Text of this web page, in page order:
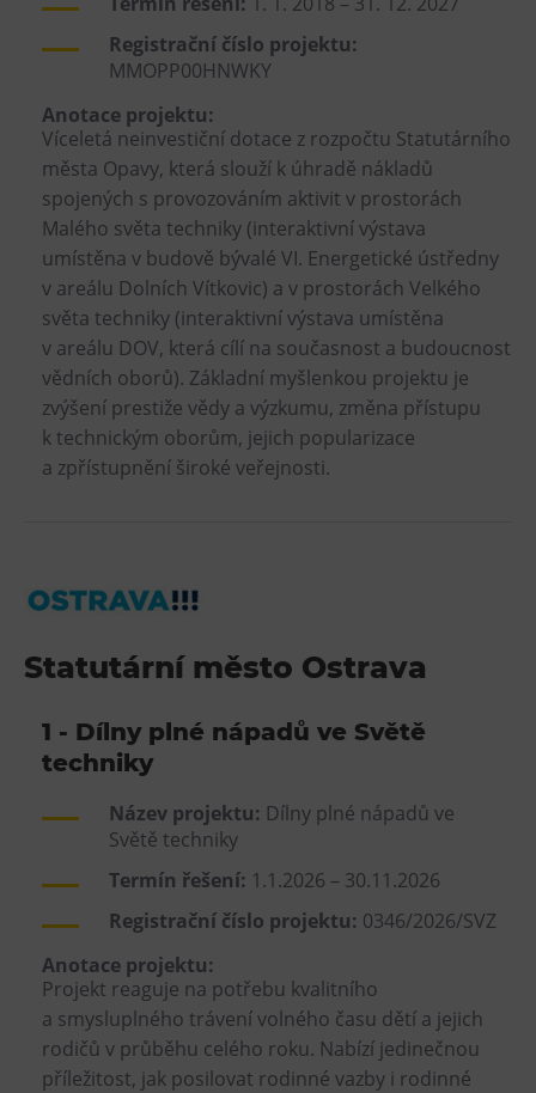
Registrační číslo projektu:
MMOPP00HNWKY
Anotace projektu:
Víceletá neinvestiční dotace z rozpočtu Statutárního
města Opavy, která slouží k úhradě nákladů
spojených s provozováním aktivit v prostorách
Malého světa techniky (interaktivní výstava
umístěna v budově bývalé VI. Energetické ústředny
v areálu Dolních Vítkovic) a v prostorách Velkého
světa techniky (interaktivní výstava umístěna
v areálu DOV, která cílí na současnost a budoucnost
vědních oborů). Základní myšlenkou projektu je
zvýšení prestiže vědy a výzkumu, změna přístupu
k technickým oborům, jejich popularizace
a zpřístupnění široké veřejnosti.
Statutární město Ostrava
1 - Dílny plné nápadů ve Světě
techniky
Název projektu: Dílny plné nápadů ve
Světě techniky
Termín řešení: 1.1.2026 – 30.11.2026
Registrační číslo projektu: 0346/2026/SVZ
Anotace projektu:
Projekt reaguje na potřebu kvalitního
a smysluplného trávení volného času dětí a jejich
rodičů v průběhu celého roku. Nabízí jedinečnou
příležitost, jak posilovat rodinné vazby i rodinné